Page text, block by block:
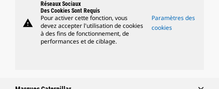
warning
Réseaux Sociaux
Des Cookies Sont Requis
Pour activer cette fonction, vous
devez accepter l'utilisation de cookies
à des fins de fonctionnement, de
performances et de ciblage.
Paramètres des
cookies